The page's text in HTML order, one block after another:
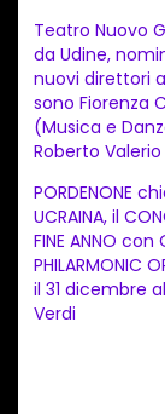
a
m
e
n
t
o
i
n
c
Teatro Nuovo
da Udine,
nuovi direttori
sono Fiorenza
(Musica e
Roberto
PORDENONE
UCRAINA, il
FINE ANNO con
PHILARMONIC
il 31 dicembre
Verdi